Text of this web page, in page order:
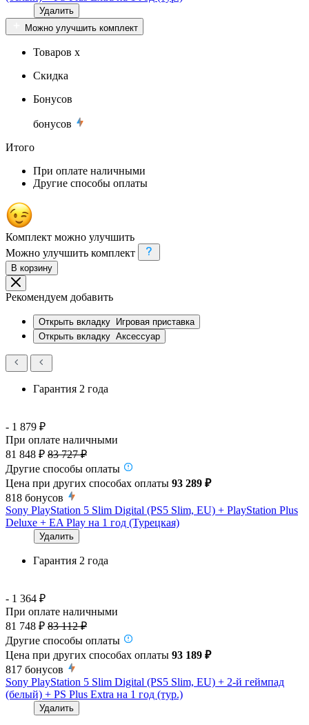
Удалить
Можно улучшить комплект
Товаров x
Скидка
Бонусов
бонусов
Итого
При оплате наличными
Другие способы оплаты
Комплект можно улучшить
Можно улучшить комплект
В корзину
Рекомендуем добавить
Открыть вкладку Игровая приставка
Открыть вкладку Аксессуар
Гарантия 2 года
- 1 879 ₽
При оплате наличными
81 848 ₽ 83 727 ₽
Другие способы оплаты
Цена при других способах оплаты 93 289 ₽
818 бонусов
Sony PlayStation 5 Slim Digital (PS5 Slim, EU) + PlayStation Plus
Deluxe + EA Play на 1 год (Турецкая)
Удалить
Гарантия 2 года
- 1 364 ₽
При оплате наличными
81 748 ₽ 83 112 ₽
Другие способы оплаты
Цена при других способах оплаты 93 189 ₽
817 бонусов
Sony PlayStation 5 Slim Digital (PS5 Slim, EU) + 2-й геймпад
(белый) + PS Plus Extra на 1 год (тур.)
Удалить